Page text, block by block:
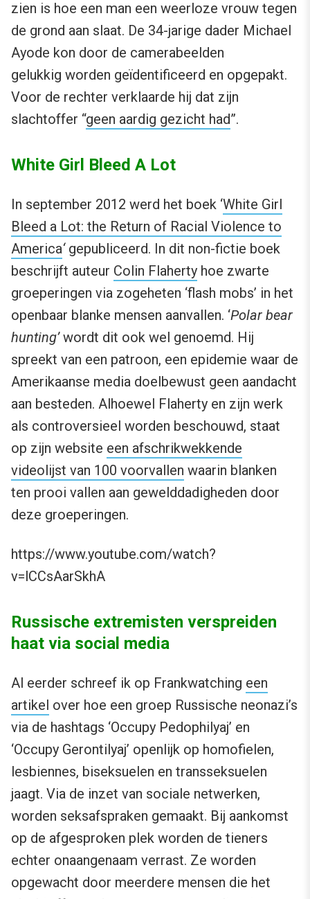
zien is hoe een man een weerloze vrouw tegen
de grond aan slaat. De 34-jarige dader Michael
Ayode kon door de camerabeelden
gelukkig worden geïdentificeerd en opgepakt.
Voor de rechter verklaarde hij dat zijn
slachtoffer “geen aardig gezicht had”.
White Girl Bleed A Lot
In september 2012 werd het boek ‘White Girl
Bleed a Lot: the Return of Racial Violence to
America‘gepubliceerd. In dit non-fictie boek
beschrijft auteur Colin Flaherty hoe zwarte
groeperingen via zogeheten ‘flash mobs’ in het
openbaar blanke mensen aanvallen. ‘Polar bear
hunting’wordt dit ook wel genoemd. Hij
spreekt van een patroon, een epidemie waar de
Amerikaanse media doelbewust geen aandacht
aan besteden. Alhoewel Flaherty en zijn werk
als controversieel worden beschouwd, staat
op zijn website een afschrikwekkende
videolijst van 100 voorvallen waarin blanken
ten prooi vallen aan gewelddadigheden door
deze groeperingen.
https://www.youtube.com/watch?
v=lCCsAarSkhA
Russische extremisten verspreiden
haat via social media
Al eerder schreef ik op Frankwatching een
artikel over hoe een groep Russische neonazi’s
via de hashtags ‘Occupy Pedophilyaj’ en
‘Occupy Gerontilyaj’ openlijk op homofielen,
lesbiennes, biseksuelen en transseksuelen
jaagt. Via de inzet van sociale netwerken,
worden seksafspraken gemaakt. Bij aankomst
op de afgesproken plek worden de tieners
echter onaangenaam verrast. Ze worden
opgewacht door meerdere mensen die het